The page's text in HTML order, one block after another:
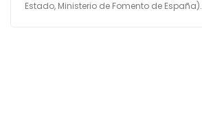
Estado, Ministerio de Fomento de España).